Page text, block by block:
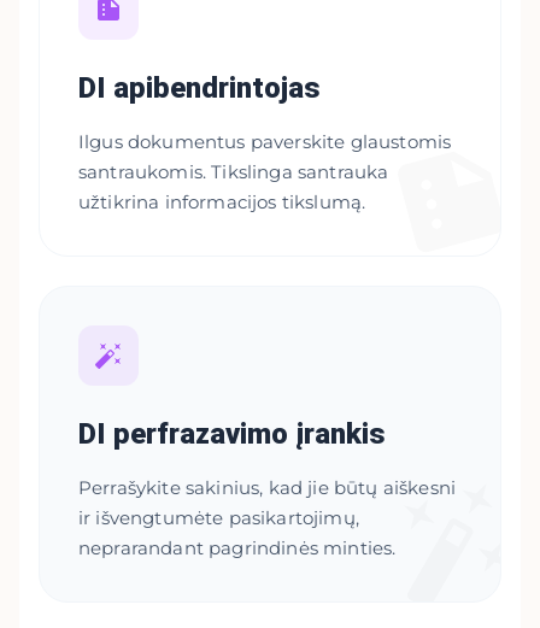
DI apibendrintojas
Ilgus dokumentus paverskite glaustomis
santraukomis. Tikslinga santrauka
užtikrina informacijos tikslumą.
DI perfrazavimo įrankis
Perrašykite sakinius, kad jie būtų aiškesni
ir išvengtumėte pasikartojimų,
neprarandant pagrindinės minties.